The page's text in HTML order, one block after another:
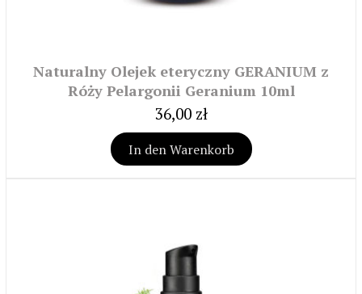
Naturalny Olejek eteryczny GERANIUM z
Róży Pelargonii Geranium 10ml
36,00 zł
In den Warenkorb